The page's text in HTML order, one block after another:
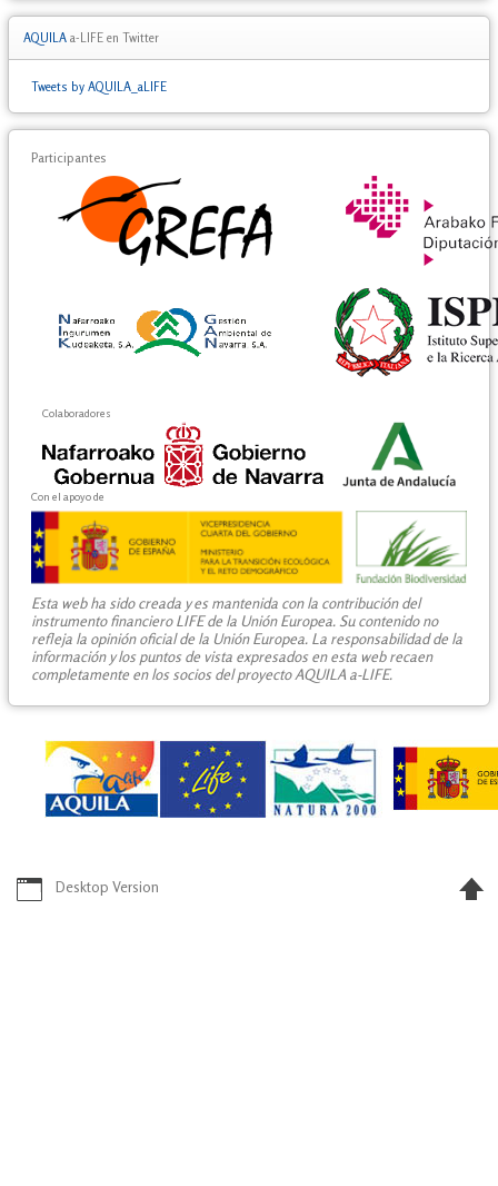
AQUILA a-LIFE en Twitter
Tweets by AQUILA_aLIFE
Participantes
Colaboradores
Con el apoyo de
Esta web ha sido creada y es mantenida con la contribución del
instrumento financiero LIFE de la Unión Europea. Su contenido no
refleja la opinión oficial de la Unión Europea. La responsabilidad de la
información y los puntos de vista expresados en esta web recaen
completamente en los socios del proyecto AQUILA a-LIFE.
Desktop Version